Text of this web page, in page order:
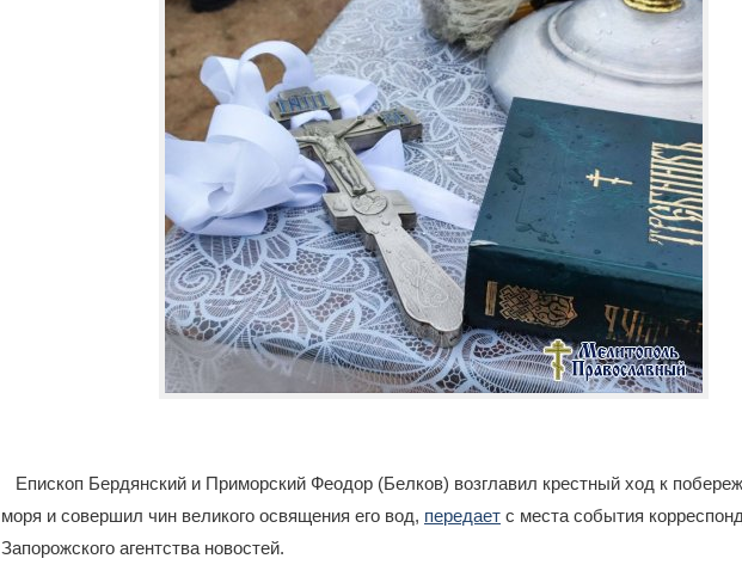
Епископ Бердянский и Приморский Феодор (Белков) возглавил крестный ход к
моря и совершил чин великого освящения его вод, передает с места события
Запорожского агентства новостей.